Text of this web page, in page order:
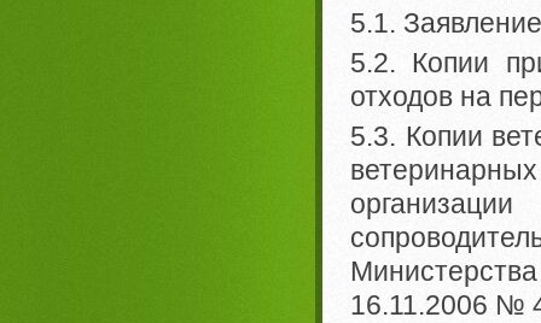
5.1.
5.2. Копии
отходов на
5.3. Копии
16.11.2006 №